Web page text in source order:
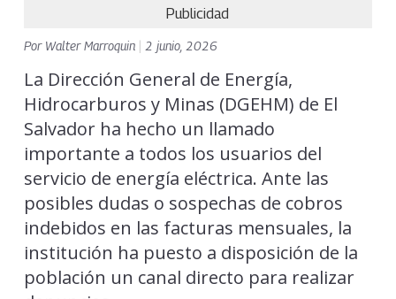
Publicidad
Por Walter Marroquin 2 junio, 2026
La Dirección General de Energía,
Hidrocarburos y Minas (DGEHM) de El
Salvador ha hecho un llamado
importante a todos los usuarios del
servicio de energía eléctrica. Ante las
posibles dudas o sospechas de cobros
indebidos en las facturas mensuales, la
institución ha puesto a disposición de la
población un canal directo para realizar